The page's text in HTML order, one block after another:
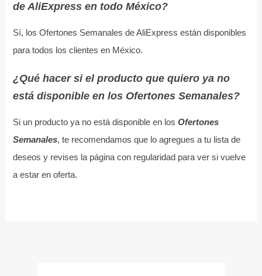
de AliExpress en todo México?
Sí, los Ofertones Semanales de AliExpress están disponibles
para todos los clientes en México.
¿Qué hacer si el producto que quiero ya no
está disponible en los Ofertones Semanales?
Si un producto ya no está disponible en los Ofertones
Semanales, te recomendamos que lo agregues a tu lista de
deseos y revises la página con regularidad para ver si vuelve
a estar en oferta.